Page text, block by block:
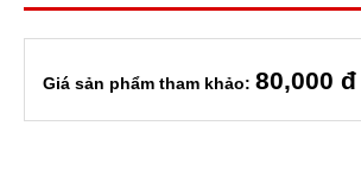
Giá sản phẩm tham khảo: 80,000 đ